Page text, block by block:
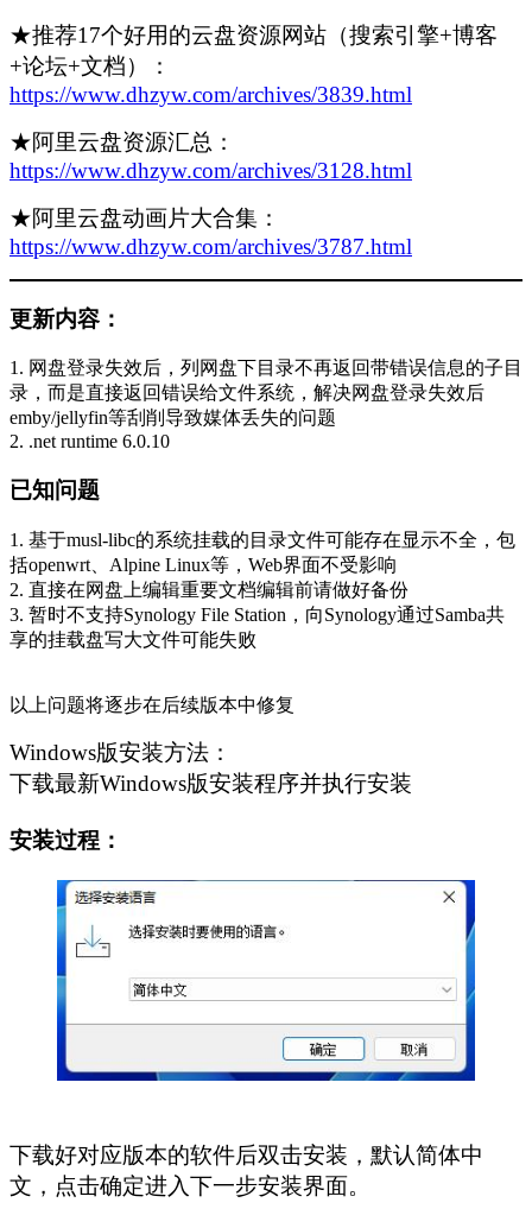
★推荐17个好用的云盘资源网站（搜索引擎+博客
+论坛+文档）：
https://www.dhzyw.com/archives/3839.html
★阿里云盘资源汇总：
https://www.dhzyw.com/archives/3128.html
★阿里云盘动画片大合集：
https://www.dhzyw.com/archives/3787.html
更新内容：
1. 网盘登录失效后，列网盘下目录不再返回带错误信息的子目
录，而是直接返回错误给文件系统，解决网盘登录失效后
emby/jellyfin等刮削导致媒体丢失的问题
2. .net runtime 6.0.10
已知问题
1. 基于musl-libc的系统挂载的目录文件可能存在显示不全，包
括openwrt、Alpine Linux等，Web界面不受影响
2. 直接在网盘上编辑重要文档编辑前请做好备份
3. 暂时不支持Synology File Station，向Synology通过Samba共
享的挂载盘写大文件可能失败
以上问题将逐步在后续版本中修复
Windows版安装方法：
下载最新Windows版安装程序并执行安装
安装过程：
下载好对应版本的软件后双击安装，默认简体中
文，点击确定进入下一步安装界面。